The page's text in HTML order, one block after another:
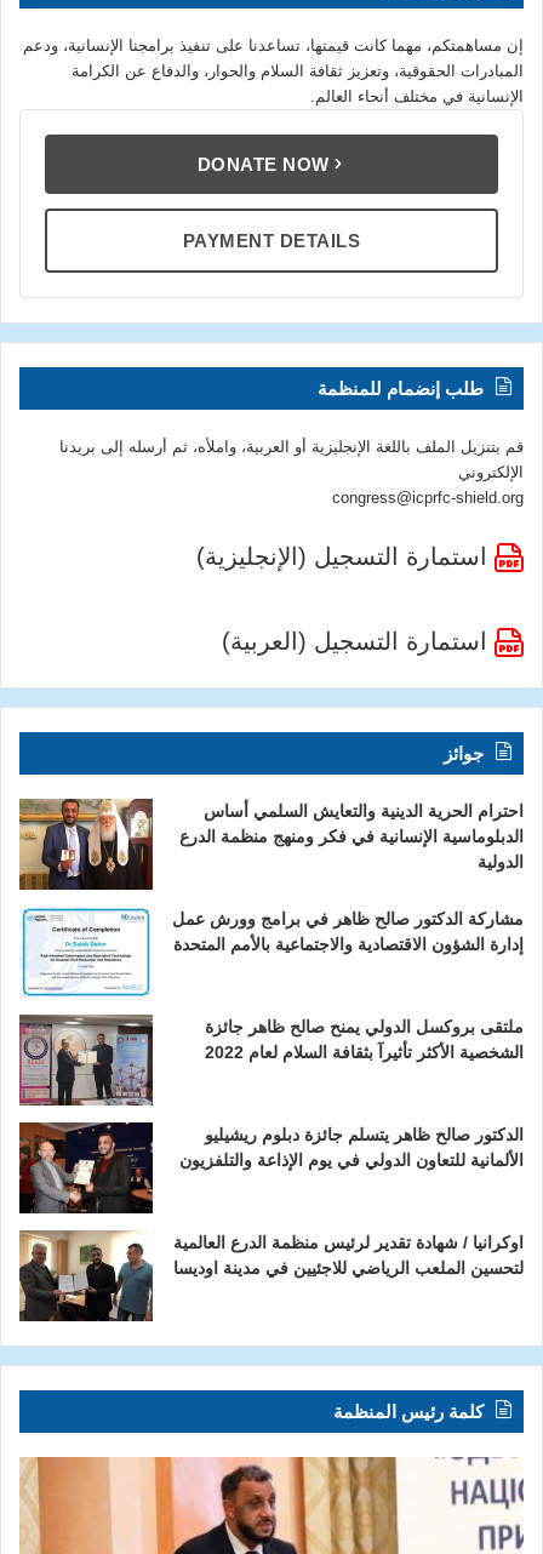
إن مساهمتكم، مهما كانت قيمتها، تساعدنا على تنفيذ برامجنا الإنسانية، ودعم
المبادرات الحقوقية، وتعزيز ثقافة السلام والحوار، والدفاع عن الكرامة
الإنسانية في مختلف أنحاء العالم.
DONATE NOW
PAYMENT DETAILS
طلب إنضمام للمنظمة
قم بتنزيل الملف باللغة الإنجليزية أو العربية، واملأه، ثم أرسله إلى بريدنا
الإلكتروني
congress@icprfc-shield.org
استمارة التسجيل (الإنجليزية)
استمارة التسجيل (العربية)
جوائز
احترام الحرية الدينية والتعايش السلمي أساس
الدبلوماسية الإنسانية في فكر ومنهج منظمة الدرع
الدولية
مشاركة الدكتور صالح ظاهر في برامج وورش عمل
إدارة الشؤون الاقتصادية والاجتماعية بالأمم المتحدة
ملتقى بروكسل الدولي يمنح صالح ظاهر جائزة
الشخصية الأكثر تأثيرآ بثقافة السلام لعام 2022
الدكتور صالح ظاهر يتسلم جائزة دبلوم ريشيليو
الألمانية للتعاون الدولي في يوم الإذاعة والتلفزيون
اوكرانيا / شهادة تقدير لرئيس منظمة الدرع العالمية
لتحسين الملعب الرياضي للاجئيين في مدينة اوديسا
كلمة رئيس المنظمة